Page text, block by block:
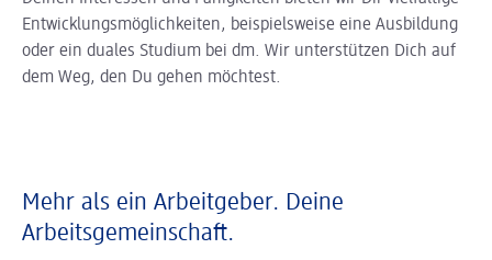
Entwicklungsmöglichkeiten, beispielsweise eine Ausbildung
oder ein duales Studium bei dm. Wir unterstützen Dich auf
dem Weg, den Du gehen möchtest.
Mehr als ein Arbeitgeber. Deine
Arbeitsgemeinschaft.